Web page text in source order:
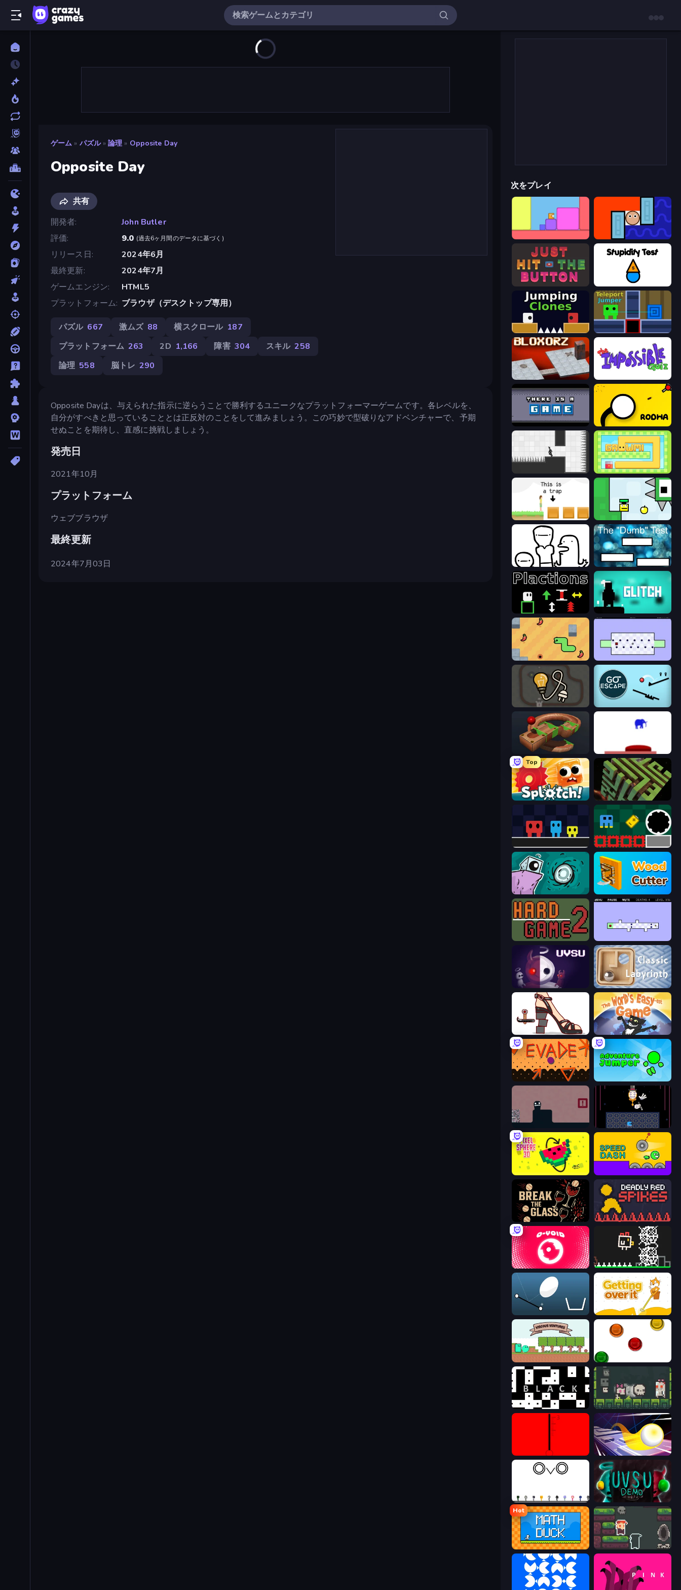
ゲーム » パズル » 論理 » Opposite Day
Opposite Day
共有
開発者
John Butler
評価
9.0 (過去6ヶ月間のデータに基づく )
リリース日
2024年6月
最終更新
2024年7月
ゲームエンジン
HTML5
プラットフォーム ブラウザ（デスクトップ専用）
パズル 667 激ムズ 88 横スクロール 187
プラットフォーム 263 2D 1,166 障害 304 スキル 258
論理 558 脳トレ 290
Opposite Dayは、与えられた指示に逆らうことで勝利するユニークなプラットフォーマーゲームです。各レベルを、
自分がすべきと思っていることとは正反対のことをして進みましょう。この巧妙で型破りなアドベンチャーで、予期
せぬことを期待し、直感に挑戦しましょう。
発売日
2021年10月
プラットフォーム
ウェブブラウザ
最終更新
2024年7月03日
次をプレイ
Lava and Aqua
Just Hit the Button Stupidity Test
Jumping Clones Teleport Jumper
Bloxorz
There Is No Game Rodha
Growmi
The Unfair Platformer
I Don't Even Know The Dumb Test
Plactions
SSSPICY! World's Hardest Game
Light The Lamp
Marble Run This Is The Only Level
Top
Splotch! Maze Planet 3D
Jump and Hover
Tilo Wood Cutter - Saw
Hard Game 2
UVSU Classic Labyrinth 3D
Kakato Otoshi
Evade Adventure Jumper
Just One Boss
Pixel Sphere 3D
Break the Glass Deadly Red Spikes
O-VOID Chicken and Bee
Bouncy Egg Getting Over It
Viscous Ventures The Idiot Test
black A Grim Chase
Leap and Avoid 2
OvO Game UVSU Demo
Hot
Math Duck A Grim Love Tale